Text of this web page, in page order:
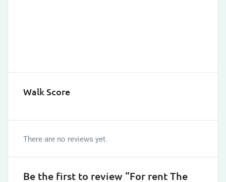
Walk Score
There are no reviews yet.
Be the first to review “For rent The